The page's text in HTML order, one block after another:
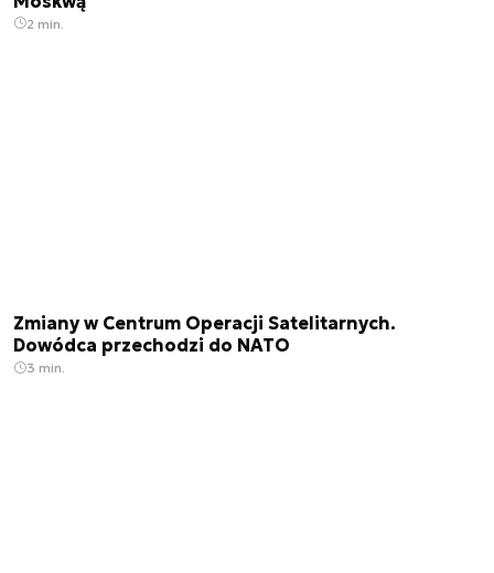
2 min.
Zmiany w Centrum Operacji Satelitarnych.
Dowódca przechodzi do NATO
3 min.